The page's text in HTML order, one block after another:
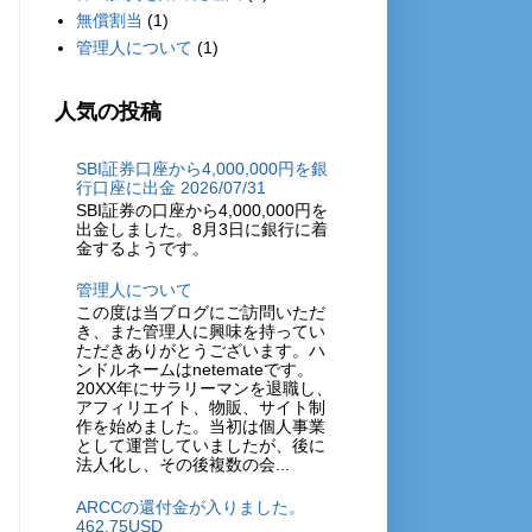
無償割当 (1)
管理人について (1)
人気の投稿
SBI証券口座から4,000,000円を銀
行口座に出金 2026/07/31
SBI証券の口座から4,000,000円を
出金しました。8月3日に銀行に着
金するようです。
管理人について
この度は当ブログにご訪問いただ
き、また管理人に興味を持ってい
ただきありがとうございます。ハ
ンドルネームはnetemateです。
20XX年にサラリーマンを退職し、
アフィリエイト、物販、サイト制
作を始めました。当初は個人事業
として運営していましたが、後に
法人化し、その後複数の会...
ARCCの還付金が入りました。
462.75USD